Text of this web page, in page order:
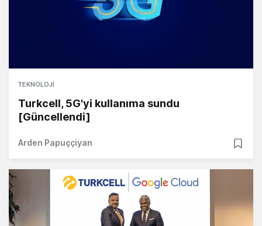
TEKNOLOJI
Turkcell, 5G'yi kullanıma sundu
[Güncellendi]
Arden Papuççiyan